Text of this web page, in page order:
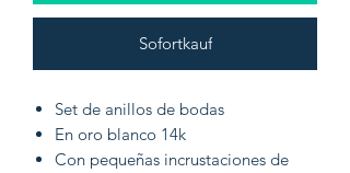
Sofortkauf
Set de anillos de bodas
En oro blanco 14k
Con pequeñas incrustaciones de